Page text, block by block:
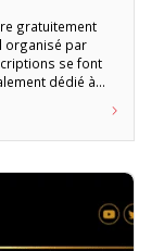
gratuitement
organisé par
se font
dédié à
est lui